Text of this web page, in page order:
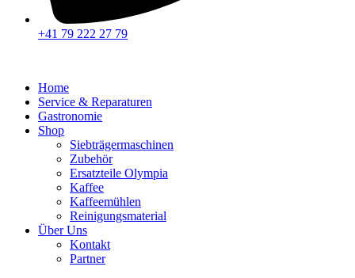
+41 79 222 27 79
Home
Service & Reparaturen
Gastronomie
Shop
Siebträgermaschinen
Zubehör
Ersatzteile Olympia
Kaffee
Kaffeemühlen
Reinigungsmaterial
Über Uns
Kontakt
Partner